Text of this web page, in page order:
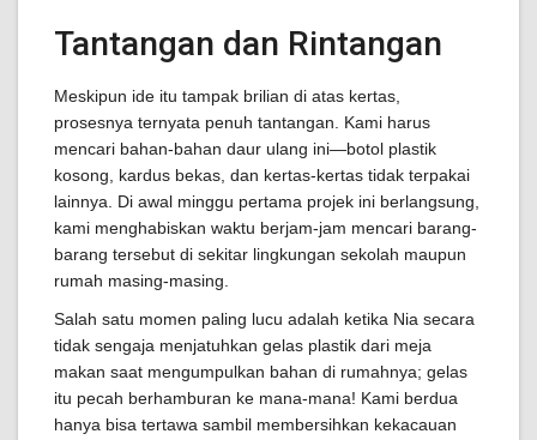
Tantangan dan Rintangan
Meskipun ide itu tampak brilian di atas kertas,
prosesnya ternyata penuh tantangan. Kami harus
mencari bahan-bahan daur ulang ini—botol plastik
kosong, kardus bekas, dan kertas-kertas tidak terpakai
lainnya. Di awal minggu pertama projek ini berlangsung,
kami menghabiskan waktu berjam-jam mencari barang-
barang tersebut di sekitar lingkungan sekolah maupun
rumah masing-masing.
Salah satu momen paling lucu adalah ketika Nia secara
tidak sengaja menjatuhkan gelas plastik dari meja
makan saat mengumpulkan bahan di rumahnya; gelas
itu pecah berhamburan ke mana-mana! Kami berdua
hanya bisa tertawa sambil membersihkan kekacauan